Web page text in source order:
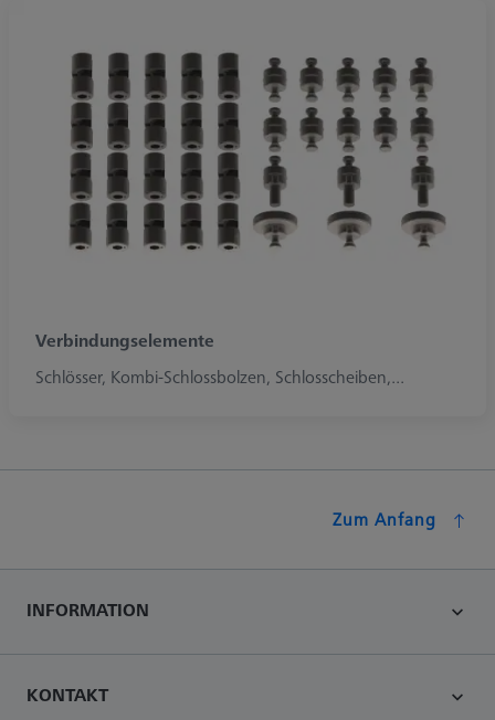
Verbindungselemente
Schlösser, Kombi-Schlossbolzen, Schlosscheiben,...
Zum Anfang
INFORMATION
KONTAKT